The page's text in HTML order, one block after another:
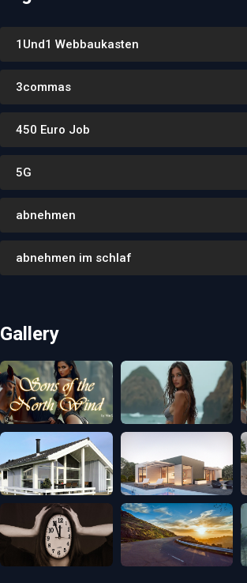
1Und1 Webbaukasten
3commas
450 Euro Job
5G
abnehmen
abnehmen im schlaf
Gallery